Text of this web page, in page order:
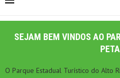
SEJAM BEM VINDOS AO
O Parque Estadual Turístico do Alto